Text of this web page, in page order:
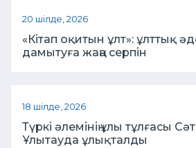
20 шілде, 2026
«Кітап оқитын ұлт»: ұлттық
дамытуға жаңа серпін
18 шілде, 2026
Түркі әлемінің ұлы тұлғасы
Ұлытауда ұлықталды